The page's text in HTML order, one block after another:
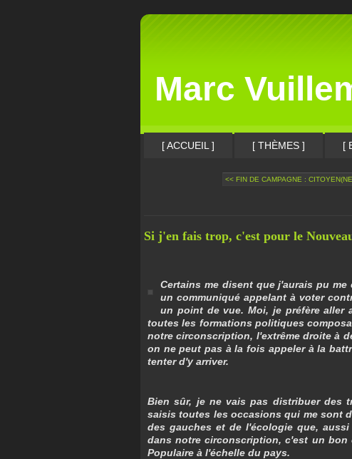
Marc
[ ACCUEIL ] [ THÈMES ] [
<< FIN DE CAMPAGNE :
Si j'en fais trop, c'est pour le
Certains me disent que j'aurais pu
un communiqué appelant à voter
un point de vue.Moi, je préfère aller
toutes les formations politiques
notre circonscription, l'extrême droite à
on ne peut pas à la fois appeler à la
tenter d'y arriver.
Bien sûr, je ne vais pas distribuer des
saisis toutes les occasions qui me sont
des gauches et de l'écologie que,
dans notre circonscription, c'est un
Populaire à l'échelle du pays.